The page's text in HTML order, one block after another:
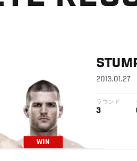
WIN
2013.01.27
ラウンド
3